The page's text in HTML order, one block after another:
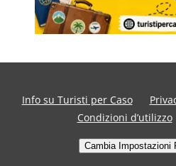
Info su Turisti per Caso
Condizioni d’utilizzo
Cambia Impostazioni